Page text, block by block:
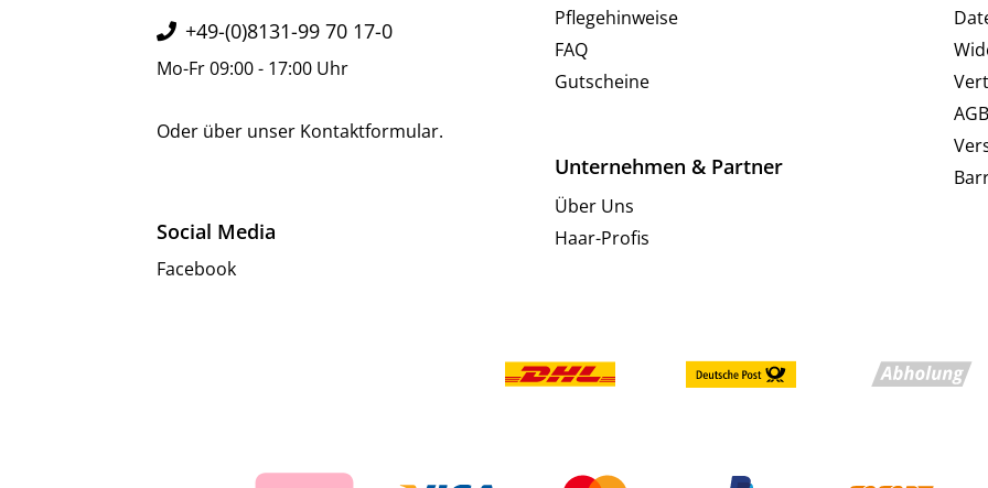
+49-(0)8131-99 70 17-0
Mo-Fr 09:00 - 17:00 Uhr
Oder über unser Kontaktformular.
Social Media
Facebook
Pflegehinweise
FAQ
Gutscheine
Unternehmen & Partner
Über Uns
Haar-Profis
AGB